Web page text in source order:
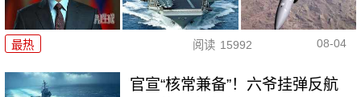
最热 阅读 15992 08-04
官宣“核常兼备”！六爷挂弹反航